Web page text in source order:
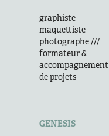
graphiste
maquettiste
photographe ///
formateur &
accompagnement
de projets
GENESIS